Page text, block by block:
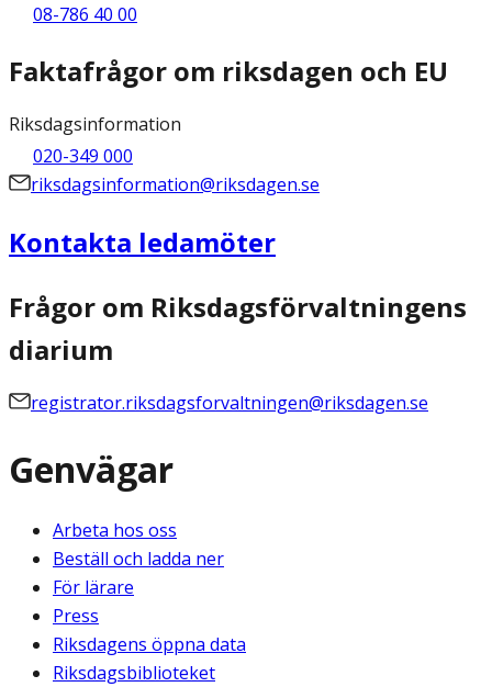
08-786 40 00
Faktafrågor om riksdagen och EU
Riksdagsinformation
020-349 000
riksdagsinformation@riksdagen.se
Kontakta ledamöter
Frågor om Riksdagsförvaltningens
diarium
registrator.riksdagsforvaltningen@riksdagen.se
Genvägar
Arbeta hos oss
Beställ och ladda ner
För lärare
Press
Riksdagens öppna data
Riksdagsbiblioteket